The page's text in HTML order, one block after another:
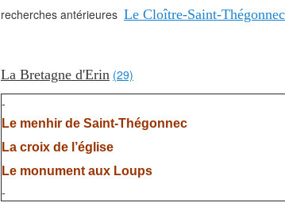
recherches antérieures Le Cloître-Saint-Thégonnec
La Bretagne d'Erin (29)
-
Le menhir de Saint-Thégonnec
La croix de l’église
Le monument aux Loups
-